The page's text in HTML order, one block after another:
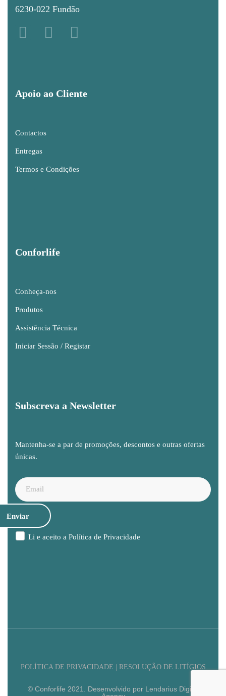
6230-022 Fundão
Apoio ao Cliente
Contactos
Entregas
Termos e Condições
Conforlife
Conheça-nos
Produtos
Assistência Técnica
Iniciar Sessão / Registar
Subscreva a Newsletter
Mantenha-se a par de promoções, descontos e outras ofertas
únicas.
Li e aceito a Política de Privacidade
© Conforlife 2021. Desenvolvido por Lendarius Digital
POLÍTICA DE PRIVACIDADE | RESOLUÇÃO DE LITÍGIOS